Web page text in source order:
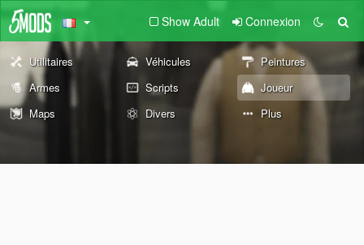
Show Adult Connexion
Utilitaires Véhicules
Peintures
Armes
Scripts
Joueur
Maps
Divers Plus